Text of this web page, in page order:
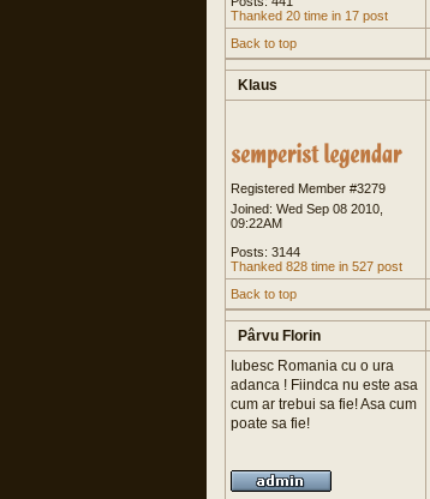
Thanked 20 time in 17 post
Back to top
Klaus
Registered Member #3279
Joined: Wed Sep 08 2010,
09:22AM
Posts: 3144
Thanked 828 time in 527 post
Back to top
Pârvu Florin
Iubesc Romania cu o ura
adanca ! Fiindca nu este asa
cum ar trebui sa fie! Asa cum
poate sa fie!